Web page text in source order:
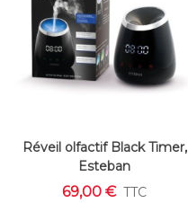
Réveil olfactif Black Timer,
Esteban
69,00 € TTC